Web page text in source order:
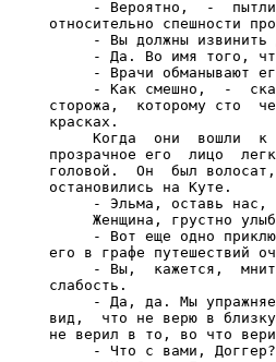
- Вероятно,  -
относительно спешности
- Вы должны извинить
- Да. Во имя того,
- Врачи обманывают
- Как смешно,  -
сторожа,  которому сто
красках.
Когда  они  вошли  к
прозрачное его  лицо
головой.  Он  был
остановились на Куте.
- Эльма, оставь нас,
Женщина, грустно
- Вот еще одно
его в графе путешествий
- Вы,  кажется,
слабость.
- Да, да. Мы
вид,  что не верю в
не верил в то, во что
     - Что с вами, Доггер?